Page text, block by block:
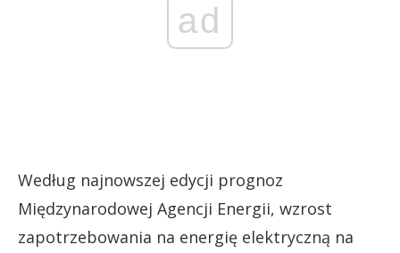
ad
Według najnowszej edycji prognoz
Międzynarodowej Agencji Energii, wzrost
zapotrzebowania na energię elektryczną na